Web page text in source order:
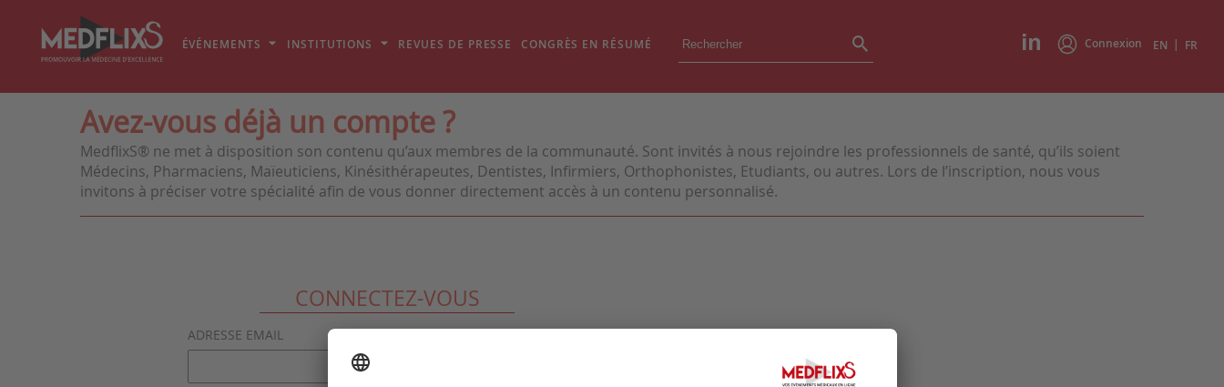
Connexion EN | FR
ÉVÉNEMENTS INSTITUTIONS REVUES DE PRESSE CONGRÈS EN RÉSUMÉ
Avez-vous déjà un compte ?
MedflixS® ne met à disposition son contenu qu’aux membres de la communauté. Sont invités à nous rejoindre les professionnels de santé, qu’ils soient
Médecins, Pharmaciens, Maïeuticiens, Kinésithérapeutes, Dentistes, Infirmiers, Orthophonistes, Etudiants, ou autres. Lors de l’inscription, nous vous
invitons à préciser votre spécialité afin de vous donner directement accès à un contenu personnalisé.
CONNECTEZ-VOUS
ADRESSE EMAIL